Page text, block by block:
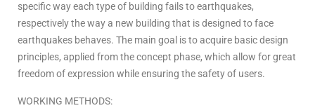
specific way each type of building fails to earthquakes,
respectively the way a new building that is designed to face
earthquakes behaves. The main goal is to acquire basic design
principles, applied from the concept phase, which allow for great
freedom of expression while ensuring the safety of users.
WORKING METHODS: